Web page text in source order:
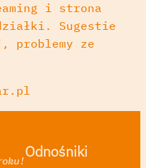
i strona
Sugestie
problemy ze
Odnośniki